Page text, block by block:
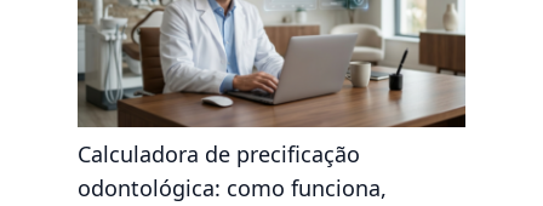
Calculadora de precificação
odontológica: como funciona,